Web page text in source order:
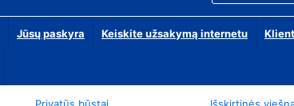
Jūsų paskyra Keiskite užsakymą internetu